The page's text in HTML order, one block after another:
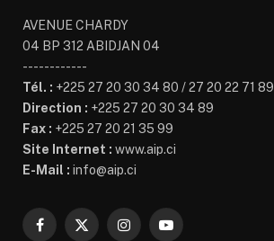
AVENUE CHARDY
04 BP 312 ABIDJAN 04
------------
Tél. : +225 27 20 30 34 80 / 27 20 22 71 89
Direction : +225 27 20 30 34 89
Fax : +225 27 20 21 35 99
Site Internet : www.aip.ci
E-Mail : info@aip.ci
Facebook
X
InstagramYouTube